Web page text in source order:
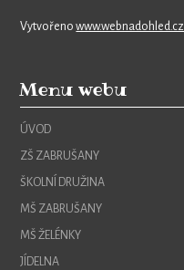
Vytvořenowww.webnadohled.cz
Menu webu
ÚVOD
ZŠ ZABRUŠANY
ŠKOLNÍ DRUŽINA
MŠ ZABRUŠANY
MŠ ŽELÉNKY
JÍDELNA